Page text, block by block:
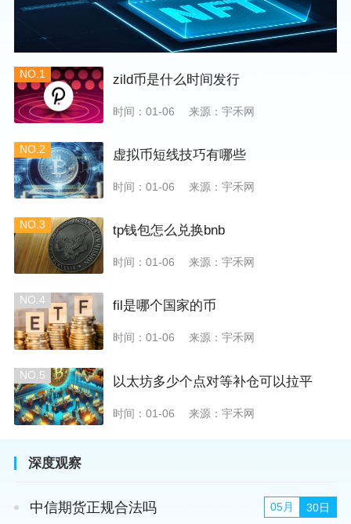
NO.1 zild币是什么时间发行
时间：01-06 来源：宇禾网
NO.2 虚拟币短线技巧有哪些
时间：01-06 来源：宇禾网
NO.3 tp钱包怎么兑换bnb
时间：01-06 来源：宇禾网
NO.4 fil是哪个国家的币
时间：01-06 来源：宇禾网
NO.5 以太坊多少个点对等补仓可以拉平
时间：01-06 来源：宇禾网
深度观察
中信期货正规合法吗 05月 30日